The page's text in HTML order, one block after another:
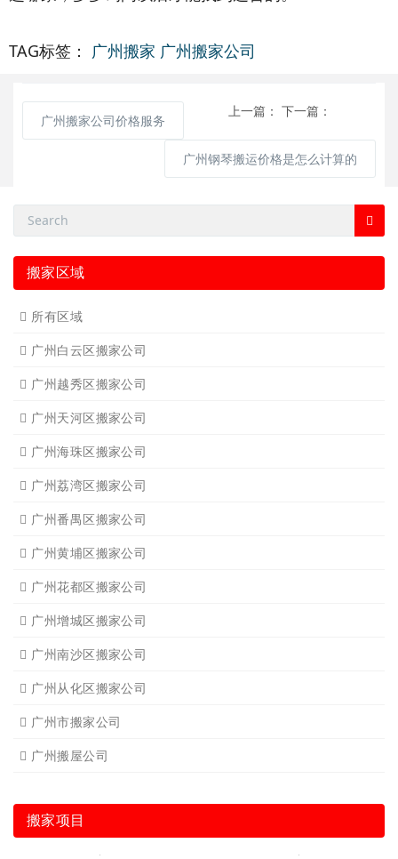
TAG标签： 广州搬家 广州搬家公司
上一篇：
广州搬家公司价格服务
下一篇：
广州钢琴搬运价格是怎么计算的
搬家区域
所有区域
广州白云区搬家公司
广州越秀区搬家公司
广州天河区搬家公司
广州海珠区搬家公司
广州荔湾区搬家公司
广州番禺区搬家公司
广州黄埔区搬家公司
广州花都区搬家公司
广州增城区搬家公司
广州南沙区搬家公司
广州从化区搬家公司
广州市搬家公司
广州搬屋公司
搬家项目